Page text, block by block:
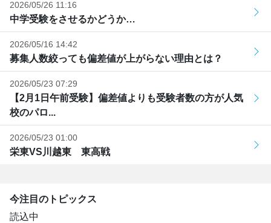
2026/05/26 11:16
中学受験をさせるかどうか…
2026/05/16 14:42
募集人数絞っても偏差値が上がらない理由とは？
2026/05/23 07:29
【2月1日午前受験】偏差値よりも受験者数の方が人気
校のパロ...
2026/05/23 01:00
栄東VS川越東 東高戦
今注目のトピックス
読込中